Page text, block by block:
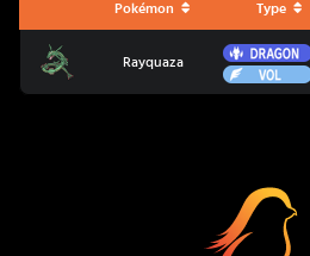
Pokémon Type
Rayquaza